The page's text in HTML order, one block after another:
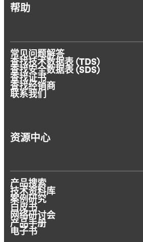
帮助
常见问题解答
查找技术数据表 (TDS)
查找安全数据表 (SDS)
查找证书
查找经销商
联系我们
资源中心
产品搜索
技术资料库
案例研究
白皮书
网络研讨会
产品手册
电子书